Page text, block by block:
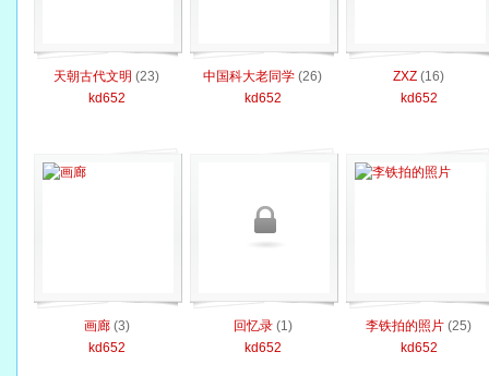
天朝古代文明 (23)
kd652
中国科大老同学 (26)
kd652
ZXZ (16)
kd652
画廊(3)
kd652
回忆录(1)
kd652
李铁拍的照片 (25)
kd652